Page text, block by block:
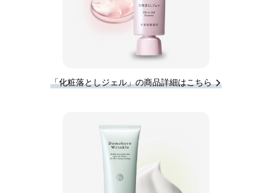
「化粧落としジェル」の商品詳細はこちら